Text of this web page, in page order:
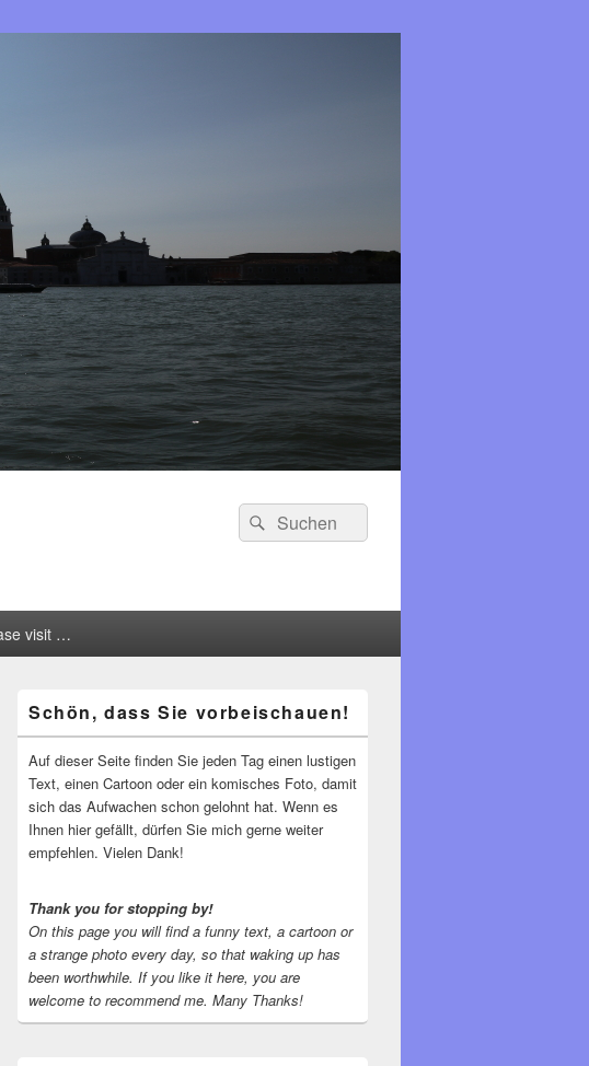
Suchen
nach:
Suchen
visit …
Seitenleisten-
Widgetbereich
Schön, dass Sie vorbeischauen!
Auf dieser Seite finden Sie jeden Tag einen lustigen
Text, einen Cartoon oder ein komisches Foto, damit
sich das Aufwachen schon gelohnt hat. Wenn es
Ihnen hier gefällt, dürfen Sie mich gerne weiter
empfehlen. Vielen Dank!
Thank you for stopping by!
On this page you will find a funny text, a cartoon or
a strange photo every day, so that waking up has
been worthwhile. If you like it here, you are
welcome to recommend me. Many Thanks!